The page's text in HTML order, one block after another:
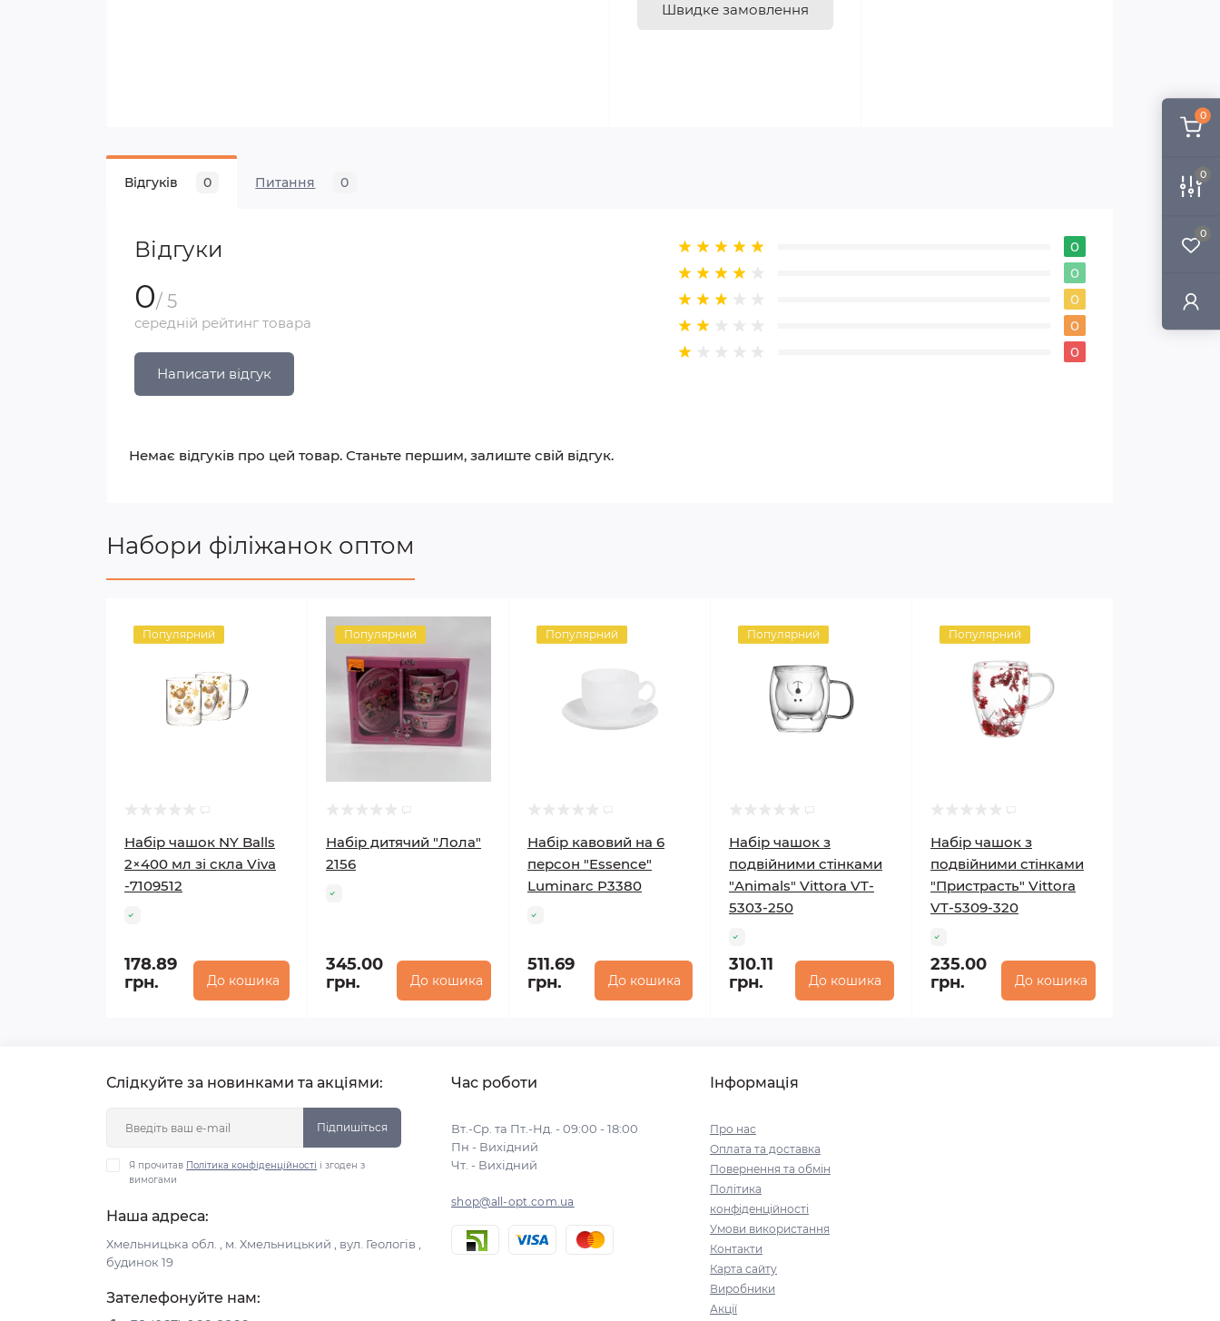
0
0
0
Швидке замовлення
Відгуків 0 Питання 0
Відгуки
0/ 5
середній рейтинг товара
Написати відгук
0
0
0
0
0
Немає відгуків про цей товар. Станьте першим, залиште свій відгук.
Набори філіжанок оптом
Популярний
Набір чашок NY Balls
2×400 мл зі скла Viva
-7109512
178.89
грн.
До кошика
Популярний
Набір дитячий "Лола"
2156
345.00
грн.
До кошика
Популярний
Набір кавовий на 6
персон "Essence"
Luminarc P3380
511.69
грн.
До кошика
Популярний
Набір чашок з
подвійними стінками
"Animals" Vittora VT-
5303-250
310.11
грн.
До кошика
Популярний
Набір чашок з
подвійними стінками
"Пристрасть" Vittora
VT-5309-320
235.00
грн.
До кошика
Слідкуйте за новинками та акціями:
Підпишіться
Я прочитав Політика конфіденційності і згоден з
вимогами
Наша адреса:
Хмельницька обл. , м. Хмельницький , вул. Геологів ,
будинок 19
Зателефонуйте нам:
Час роботи
Вт.-Ср. та Пт.-Нд. - 09:00 - 18:00
Пн - Вихідний
Чт. - Вихідний
shop@all-opt.com.ua
Інформація
Про нас
Оплата та доставка
Повернення та обмін
Політика
конфіденційності
Умови використання
Контакти
Карта сайту
Виробники
Акції